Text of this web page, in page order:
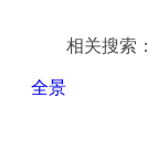
相关搜索：
全景